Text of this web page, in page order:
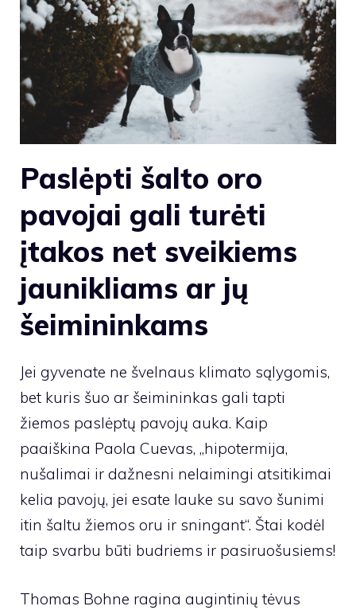
Paslėpti šalto oro
pavojai gali turėti
įtakos net sveikiems
jaunikliams ar jų
šeimininkams
Jei gyvenate ne švelnaus klimato sąlygomis,
bet kuris šuo ar šeimininkas gali tapti
žiemos paslėptų pavojų auka. Kaip
paaiškina Paola Cuevas, „hipotermija,
nušalimai ir dažnesni nelaimingi atsitikimai
kelia pavojų, jei esate lauke su savo šunimi
itin šaltu žiemos oru ir sningant“. Štai kodėl
taip svarbu būti budriems ir pasiruošusiems!
Thomas Bohne ragina augintinių tėvus